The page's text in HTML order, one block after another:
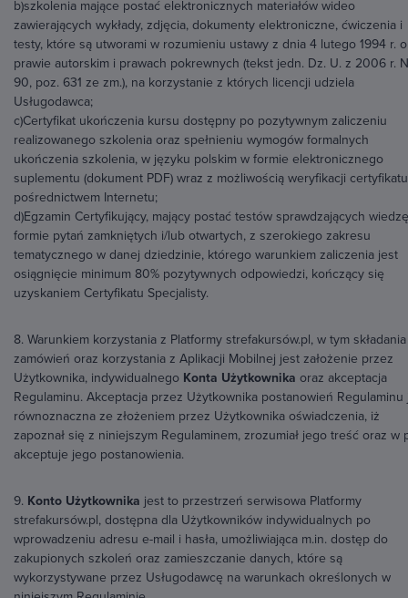
b)szkolenia mające postać elektronicznych materiałów wideo
zawierających wykłady, zdjęcia, dokumenty elektroniczne, ćwiczenia i
testy, które są utworami w rozumieniu ustawy z dnia 4 lutego 1994 r. o
prawie autorskim i prawach pokrewnych (tekst jedn. Dz. U. z 2006 r.
90, poz. 631 ze zm.), na korzystanie z których licencji udziela
Usługodawca;
c)Certyfikat ukończenia kursu dostępny po pozytywnym zaliczeniu
realizowanego szkolenia oraz spełnieniu wymogów formalnych
ukończenia szkolenia, w języku polskim w formie elektronicznego
suplementu (dokument PDF) wraz z możliwością weryfikacji
pośrednictwem Internetu;
d)Egzamin Certyfikujący, mający postać testów sprawdzających
formie pytań zamkniętych i/lub otwartych, z szerokiego zakresu
tematycznego w danej dziedzinie, którego warunkiem zaliczenia jest
osiągnięcie minimum 80% pozytywnych odpowiedzi, kończący się
uzyskaniem Certyfikatu Specjalisty.
8. Warunkiem korzystania z Platformy strefakursów.pl, w tym składania
zamówień oraz korzystania z Aplikacji Mobilnej jest założenie przez
Użytkownika, indywidualnego Konta Użytkownika oraz akceptacja
Regulaminu. Akceptacja przez Użytkownika postanowień Regulaminu
równoznaczna ze złożeniem przez Użytkownika oświadczenia, iż
zapoznał się z niniejszym Regulaminem, zrozumiał jego treść oraz w
akceptuje jego postanowienia.
9. Konto Użytkownika jest to przestrzeń serwisowa Platformy
strefakursów.pl, dostępna dla Użytkowników indywidualnych po
wprowadzeniu adresu e-mail i hasła, umożliwiająca m.in. dostęp do
zakupionych szkoleń oraz zamieszczanie danych, które są
wykorzystywane przez Usługodawcę na warunkach określonych w